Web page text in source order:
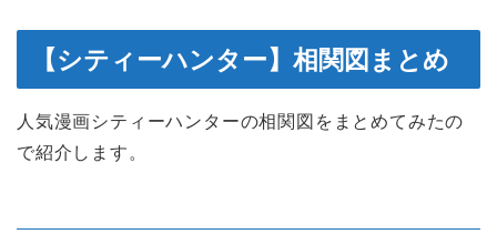
【シティーハンター】相関図まとめ
人気漫画シティーハンターの相関図をまとめてみたの
で紹介します。